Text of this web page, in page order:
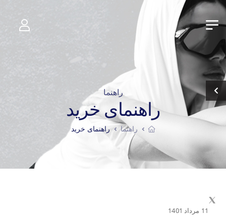
راهنما
راهنمای خرید
راهنما راهنمای خرید
11 مرداد 1401